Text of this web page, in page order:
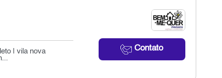
Contato
| vila nova